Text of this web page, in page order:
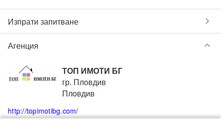
Изпрати запитване chevron_right
Агенция keyboard_arrow_down
ТОП ИМОТИ БГ
гр. Пловдив
Пловдив
http://topimotibg.com/